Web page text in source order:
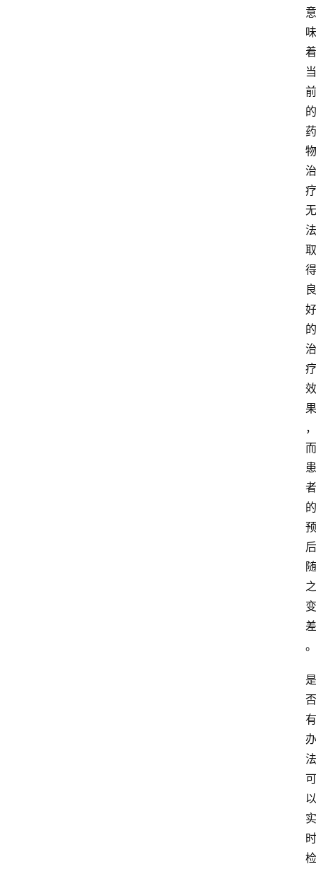
意
味
着
当
前
的
药
物
治
疗
无
法
取
得
良
好
的
治
疗
效
果
，
而
患
者
的
预
后
随
之
变
差
。
是
否
有
办
法
可
以
实
时
检